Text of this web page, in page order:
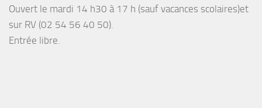
Ouvert le mardi 14 h30 à 17 h (sauf vacances scolaires)et
sur RV (02 54 56 40 50).
Entrée libre.